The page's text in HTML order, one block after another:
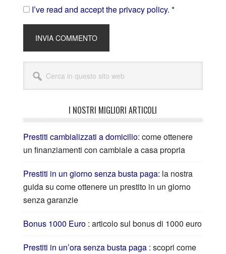
I’ve read and accept the privacy policy. *
I NOSTRI MIGLIORI ARTICOLI
Prestiti cambializzati a domicilio: come ottenere
un finanziamenti con cambiale a casa propria
Prestiti in un giorno senza busta paga: la nostra
guida su come ottenere un prestito in un giorno
senza garanzie
Bonus 1000 Euro: articolo sul bonus di 1000 euro
Prestiti in un’ora senza busta paga: scopri come